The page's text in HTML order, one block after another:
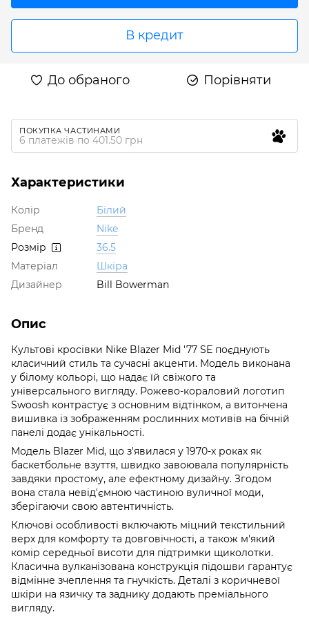
В кредит
До обраного Порівняти
ПОКУПКА ЧАСТИНАМИ
6 платежів по 401.50 грн
Характеристики
Колір
Білий
Бренд
Nike
Розмір
36.5
Матеріал
Шкіра
Дизайнер
Bill Bowerman
Опис
Культові кросівки Nike Blazer Mid '77 SE поєднують
класичний стиль та сучасні акценти. Модель виконана
у білому кольорі, що надає їй свіжого та
універсального вигляду. Рожево-кораловий логотип
Swoosh контрастує з основним відтінком, а витончена
вишивка із зображенням рослинних мотивів на бічній
панелі додає унікальності.
Модель Blazer Mid, що з'явилася у 1970-х роках як
баскетбольне взуття, швидко завоювала популярність
завдяки простому, але ефектному дизайну. Згодом
вона стала невід'ємною частиною вуличної моди,
зберігаючи свою автентичність.
Ключові особливості включають міцний текстильний
верх для комфорту та довговічності, а також м'який
комір середньої висоти для підтримки щиколотки.
Класична вулканізована конструкція підошви гарантує
відмінне зчеплення та гнучкість. Деталі з коричневої
шкіри на язичку та заднику додають преміального
вигляду.